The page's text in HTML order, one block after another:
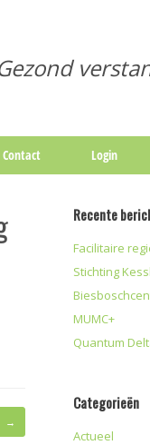
Contact Login
→
Recente
Facilitaire
Stichting
MUMC+
Quantum
Categorieën
Actueel